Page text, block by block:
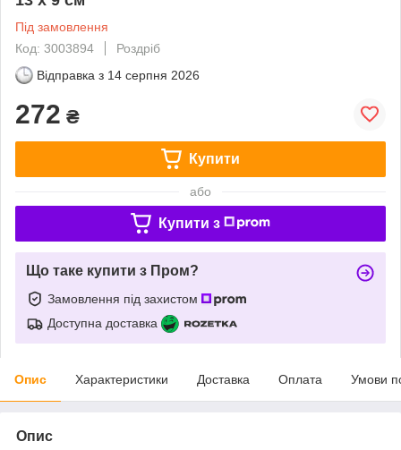
Під замовлення
Код: 3003894
Роздріб
Відправка з 14 серпня 2026
272 ₴
Купити
або
Купити з
Що таке купити з Пром?
Замовлення під захистом
Доступна доставка
Опис Характеристики Доставка Оплата Умови
Опис